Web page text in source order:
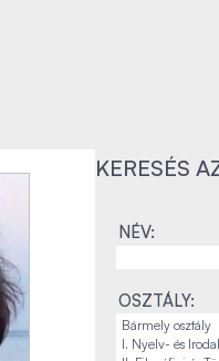
KERESÉS
NÉV:
OSZTÁLY: